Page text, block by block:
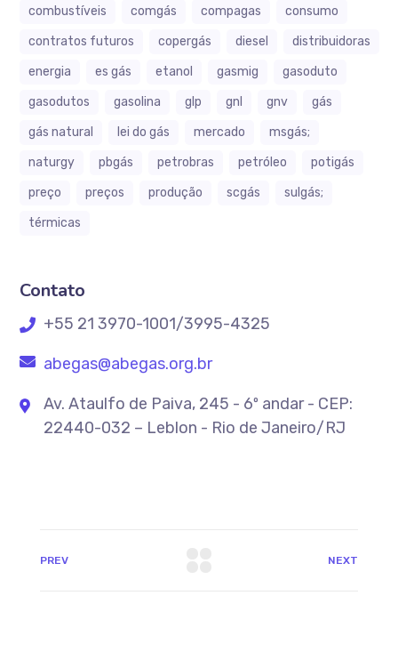
combustíveis
comgás compagas
consumo
contratos futuros
copergás diesel
distribuidoras
energia
es gás etanol gasmig
gasoduto
gasodutos
gasolina glp gnl gnv
gás
gás natural
lei do gás mercado
msgás;
naturgy
pbgás petrobras petróleo
potigás
preço
preços produção scgás
sulgás;
térmicas
Contato
+55 21 3970-1001/3995-4325
abegas@abegas.org.br
Av. Ataulfo de Paiva, 245 - 6º andar - CEP:
22440-032 – Leblon - Rio de Janeiro/RJ
PREV NEXT